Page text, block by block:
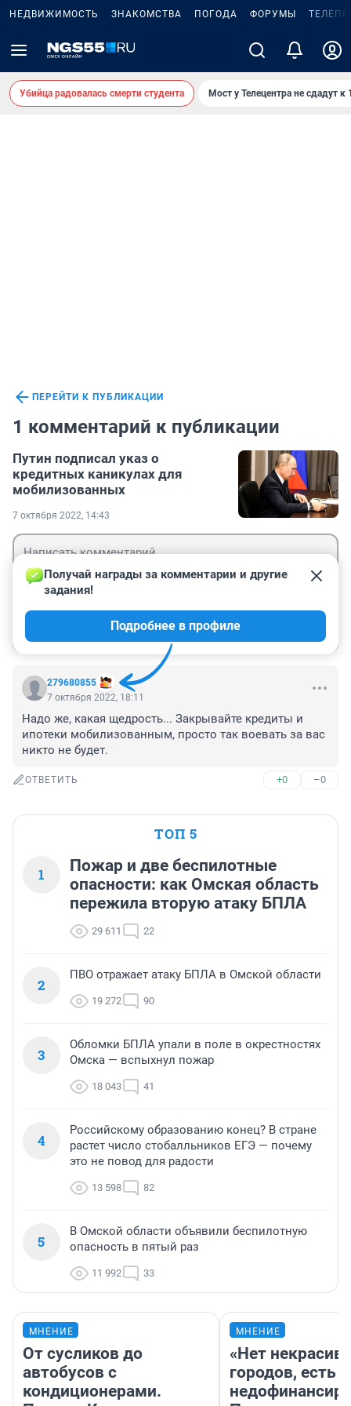
НЕДВИЖИМОСТЬ ЗНАКОМСТВА ПОГОДА ФОРУМЫ
Убийца радовалась смерти студента Мост у Телецентра не сдадут к
ПЕРЕЙТИ К ПУБЛИКАЦИИ
1 комментарий к публикации
Путин подписал указ о
кредитных каникулах для
мобилизованных
7 октября 2022, 14:43
279680855
Получай награды за комментарии и другие
задания!
Подробнее в профиле
7 октября 2022, 18:11
Надо же, какая щедрость... Закрывайте кредиты и
ипотеки мобилизованным, просто так воевать за вас
никто не будет.
ОТВЕТИТЬ +0 –0
ТОП 5
1
Пожар и две беспилотные
опасности: как Омская область
пережила вторую атаку БПЛА
29 611 22
2
ПВО отражает атаку БПЛА в Омской области
19 272 90
3
Обломки БПЛА упали в поле в окрестностях
Омска — вспыхнул пожар
18 043 41
4
Российскому образованию конец? В стране
растет число стобалльников ЕГЭ — почему
это не повод для радости
13 598 82
5
В Омской области объявили беспилотную
опасность в пятый раз
11 992 33
МНЕНИЕ
От сусликов до
автобусов с
кондиционерами.
МНЕНИЕ
«Нет
городов, есть